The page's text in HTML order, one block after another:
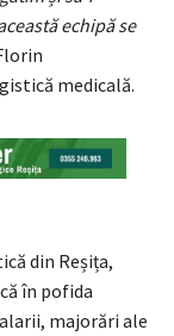
echipă se
medicală.
din Reșița,
în pofida
majorări ale